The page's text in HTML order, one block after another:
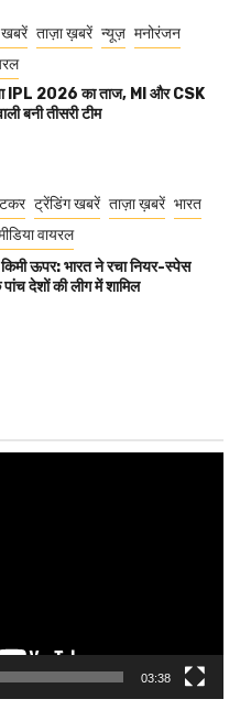
खबरें ताज़ा ख़बरें न्यूज़ मनोरंजन
IPL 2026 का ताज, MI और CSK
बनी तीसरी टीम
ट्रेंडिंग खबरें ताज़ा ख़बरें भारत
वायरल
ऊपर: भारत ने रचा नियर-स्पेस
देशों की लीग में शामिल
03:38